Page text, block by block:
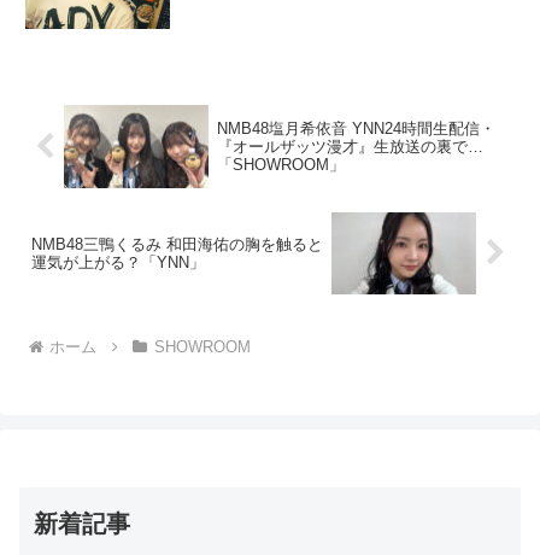
NMB48塩月希依音 YNN24時間生配信・
『オールザッツ漫才』生放送の裏で…
「SHOWROOM」
NMB48三鴨くるみ 和田海佑の胸を触ると
運気が上がる？「YNN」
ホーム SHOWROOM
新着記事